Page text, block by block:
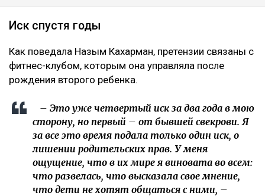
Иск спустя годы
Как поведала Назым Кахарман, претензии связаны с
фитнес-клубом, которым она управляла после
рождения второго ребенка.
– Это уже четвертый иск за два года в мою
сторону, но первый – от бывшей свекрови. Я
за все это время подала только один иск, о
лишении родительских прав. У меня
ощущение, что в их мире я виновата во всем:
что развелась, что высказала свое мнение,
что дети не хотят общаться с ними, –